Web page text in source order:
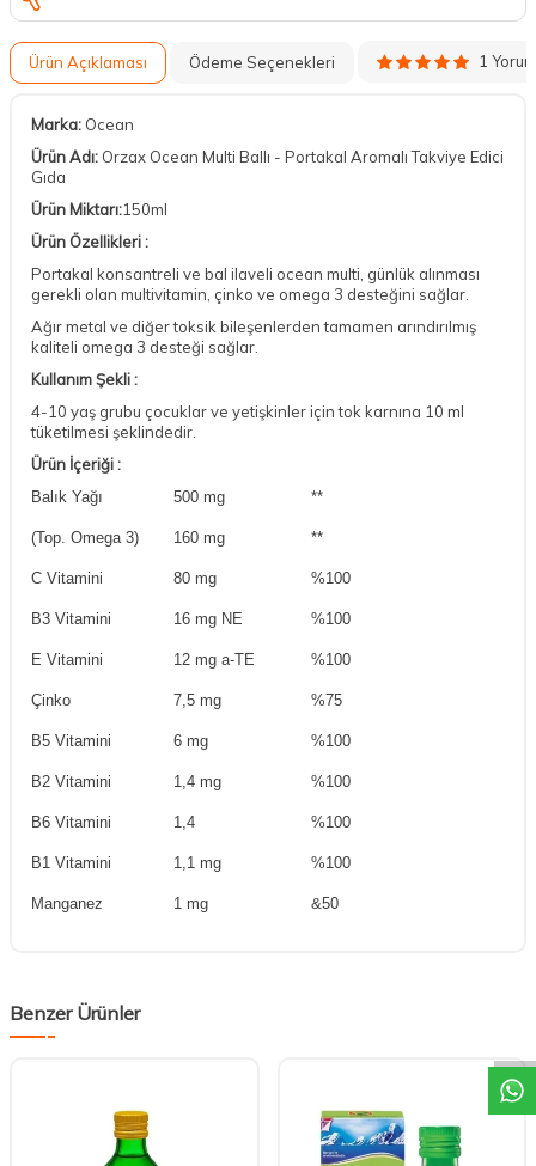
Ürün Açıklaması Ödeme Seçenekleri 1 Yorum
Marka: Ocean
Ürün Adı: Orzax Ocean Multi Ballı - Portakal Aromalı Takviye Edici
Gıda
Ürün Miktarı:150ml
Ürün Özellikleri :
Portakal konsantreli ve bal ilaveli ocean multi, günlük alınması
gerekli olan multivitamin, çinko ve omega 3 desteğini sağlar.
Ağır metal ve diğer toksik bileşenlerden tamamen arındırılmış
kaliteli omega 3 desteği sağlar.
Kullanım Şekli :
4-10 yaş grubu çocuklar ve yetişkinler için tok karnına 10 ml
tüketilmesi şeklindedir.
Ürün İçeriği :
Balık Yağı 500 mg **
(Top. Omega 3) 160 mg **
C Vitamini 80 mg %100
B3 Vitamini 16 mg NE %100
E Vitamini 12 mg a-TE %100
Çinko 7,5 mg %75
B5 Vitamini 6 mg %100
B2 Vitamini 1,4 mg %100
B6 Vitamini 1,4 %100
B1 Vitamini 1,1 mg %100
Manganez 1 mg &50
Benzer Ürünler